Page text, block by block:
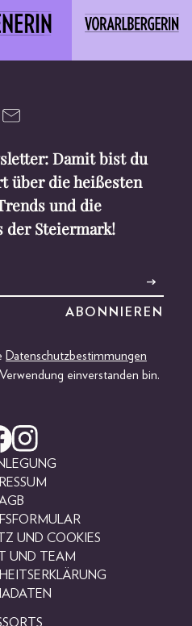
Damit bist du
über die heißesten
und die
der Steiermark!
Datenschutzbestimmungen
einverstanden bin.
UND COOKIES
UND TEAM